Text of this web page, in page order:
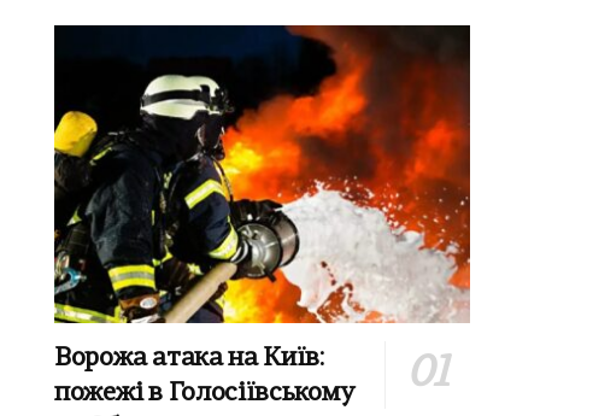
Ворожа атака на Київ:
пожежі в Голосіївському